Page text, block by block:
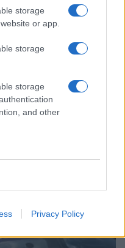
storage
or app.
storage
storage
and other
Privacy Policy
325 αυτοψίες της
της χώρας